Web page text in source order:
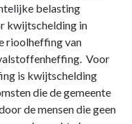
belasting
kwijtschelding in
rioolheffing van
Voor
is kwijtschelding
die de gemeente
de mensen die geen